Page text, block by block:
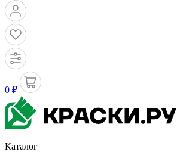
0 ₽
Каталог